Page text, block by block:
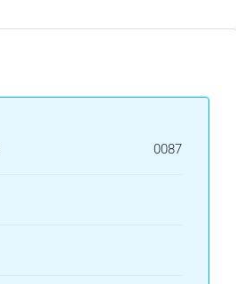
0087